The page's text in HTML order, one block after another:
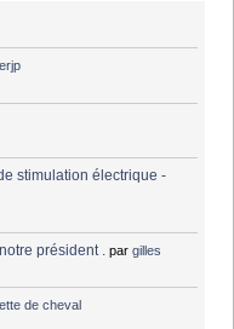
stimulation électrique -
président . pargilles
de cheval